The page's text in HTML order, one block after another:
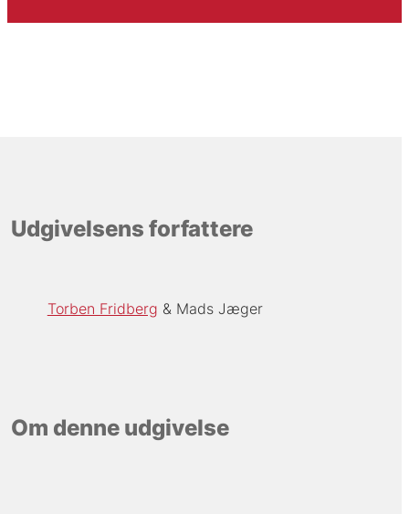
Udgivelsens forfattere
Torben Fridberg Mads Jæger
Om denne udgivelse